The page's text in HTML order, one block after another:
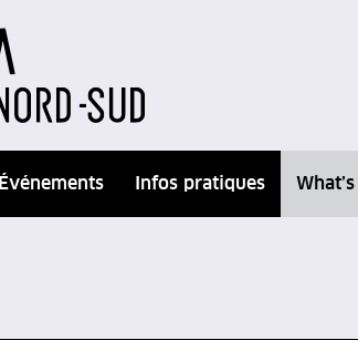
Événements Infos pratiques